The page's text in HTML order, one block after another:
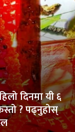
दिनमा यी ६
? पढ्नुहोस्